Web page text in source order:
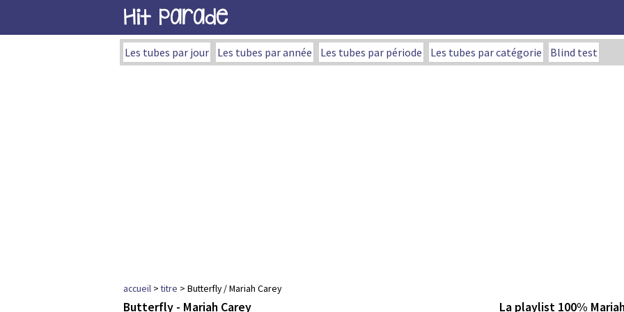
Hit Parade
Les tubes par jour Les tubes par année Les tubes par période Les tubes par catégorie Blind test
accueil >titre > Butterfly / Mariah Carey
Butterfly - Mariah Carey La playlist 100%